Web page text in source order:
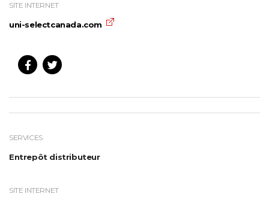
SITE INTERNET
uni-selectcanada.com
SERVICES
Entrepôt distributeur
SITE INTERNET